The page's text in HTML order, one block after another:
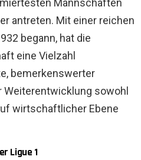
Mannschaften
antreten. Mit einer reichen
begann, hat die
eine Vielzahl
bemerkenswerter
sowohl
wirtschaftlicher Ebene
Ligue 1